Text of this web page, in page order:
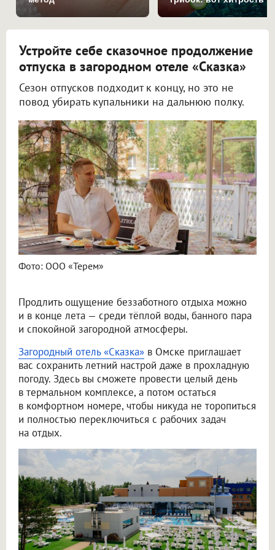
Устройте себе сказочное продолжение
отпуска в загородном отеле «Сказка»
Сезон отпусков подходит к концу, но это не
повод убирать купальники на дальнюю полку.
Фото: ООО «Терем»
Продлить ощущение беззаботного отдыха можно
и в конце лета — среди тёплой воды, банного пара
и спокойной загородной атмосферы.
Загородный отель «Сказка» в Омске приглашает
вас сохранить летний настрой даже в прохладную
погоду. Здесь вы сможете провести целый день
в термальном комплексе, а потом остаться
в комфортном номере, чтобы никуда не торопиться
и полностью переключиться с рабочих задач
на отдых.